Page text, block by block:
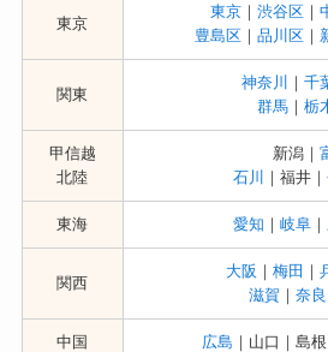
東京
東京｜ 渋谷区｜
豊島区｜ 品川区｜
関東
神奈川 ｜ 千
群馬｜ 栃
甲信越
北陸
新潟｜
石川
｜福井｜
東海 愛知 ｜岐阜 ｜
関西
大阪 ｜ 梅田 ｜
滋賀 ｜奈良
中国
広島 ｜山口｜島